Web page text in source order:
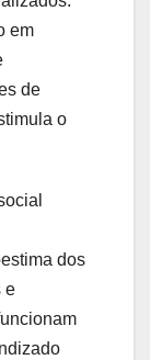
em
de
o
dos
e